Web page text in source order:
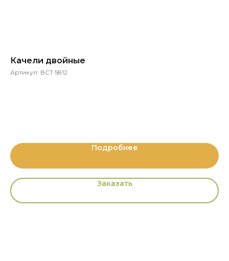
Качели двойные
Артикул: ВСТ 5812
Подробнее
Заказать